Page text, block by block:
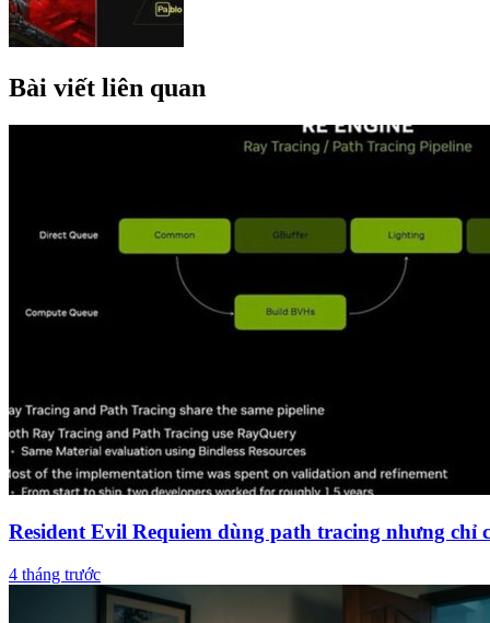
Bài viết liên quan
Resident Evil Requiem dùng path tracing nhưng
4 tháng trước